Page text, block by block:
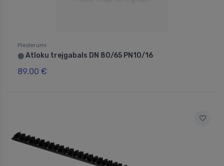
Piederumi
⬤ Atloku trejgabals DN 80/65 PN10/16
89.00 €